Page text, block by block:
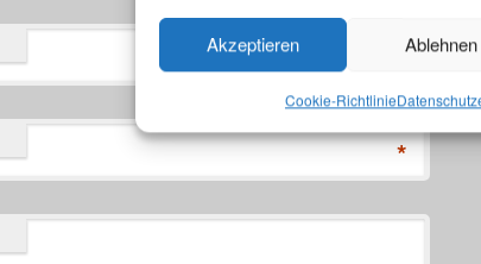
Akzeptieren Ablehnen
Cookie-Richtlinie
*
*